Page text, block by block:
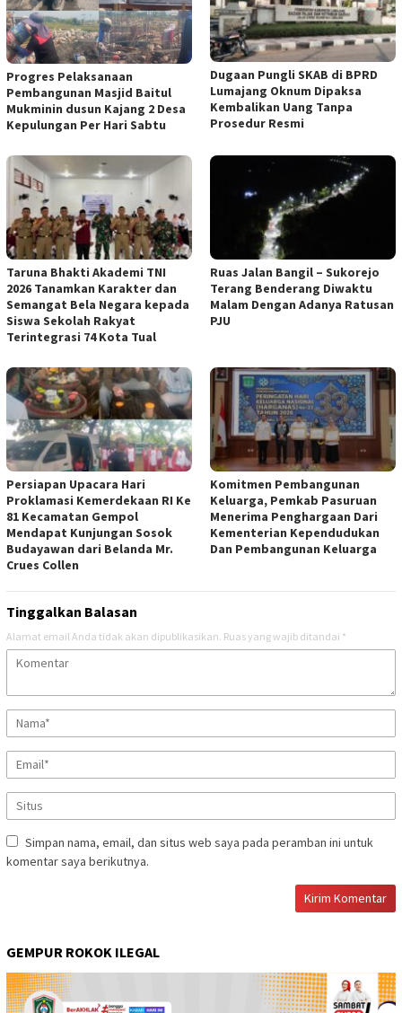
Progres Pelaksanaan
Pembangunan Masjid Baitul
Mukminin dusun Kajang 2 Desa
Kepulungan Per Hari Sabtu
Dugaan Pungli SKAB di BPRD
Lumajang Oknum Dipaksa
Kembalikan Uang Tanpa
Prosedur Resmi
Taruna Bhakti Akademi TNI
2026 Tanamkan Karakter dan
Semangat Bela Negara kepada
Siswa Sekolah Rakyat
Terintegrasi 74 Kota Tual
Ruas Jalan Bangil – Sukorejo
Terang Benderang Diwaktu
Malam Dengan Adanya Ratusan
PJU
Persiapan Upacara Hari
Proklamasi Kemerdekaan RI Ke
81 Kecamatan Gempol
Mendapat Kunjungan Sosok
Budayawan dari Belanda Mr.
Crues Collen
Komitmen Pembangunan
Keluarga, Pemkab Pasuruan
Menerima Penghargaan Dari
Kementerian Kependudukan
Dan Pembangunan Keluarga
Tinggalkan Balasan
Alamat email Anda tidak akan dipublikasikan. Ruas yang wajib ditandai *
Simpan nama, email, dan situs web saya pada peramban ini untuk
komentar saya berikutnya.
GEMPUR ROKOK ILEGAL